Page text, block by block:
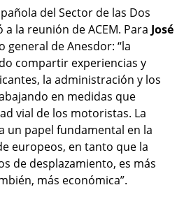
del Sector de las Dos
la reunión de ACEM. Para José
general de Anesdor: “la
compartir experiencias y
la administración y los
en medidas que
vial de los motoristas. La
un papel fundamental en la
europeos, en tanto que la
de desplazamiento, es más
más económica”.